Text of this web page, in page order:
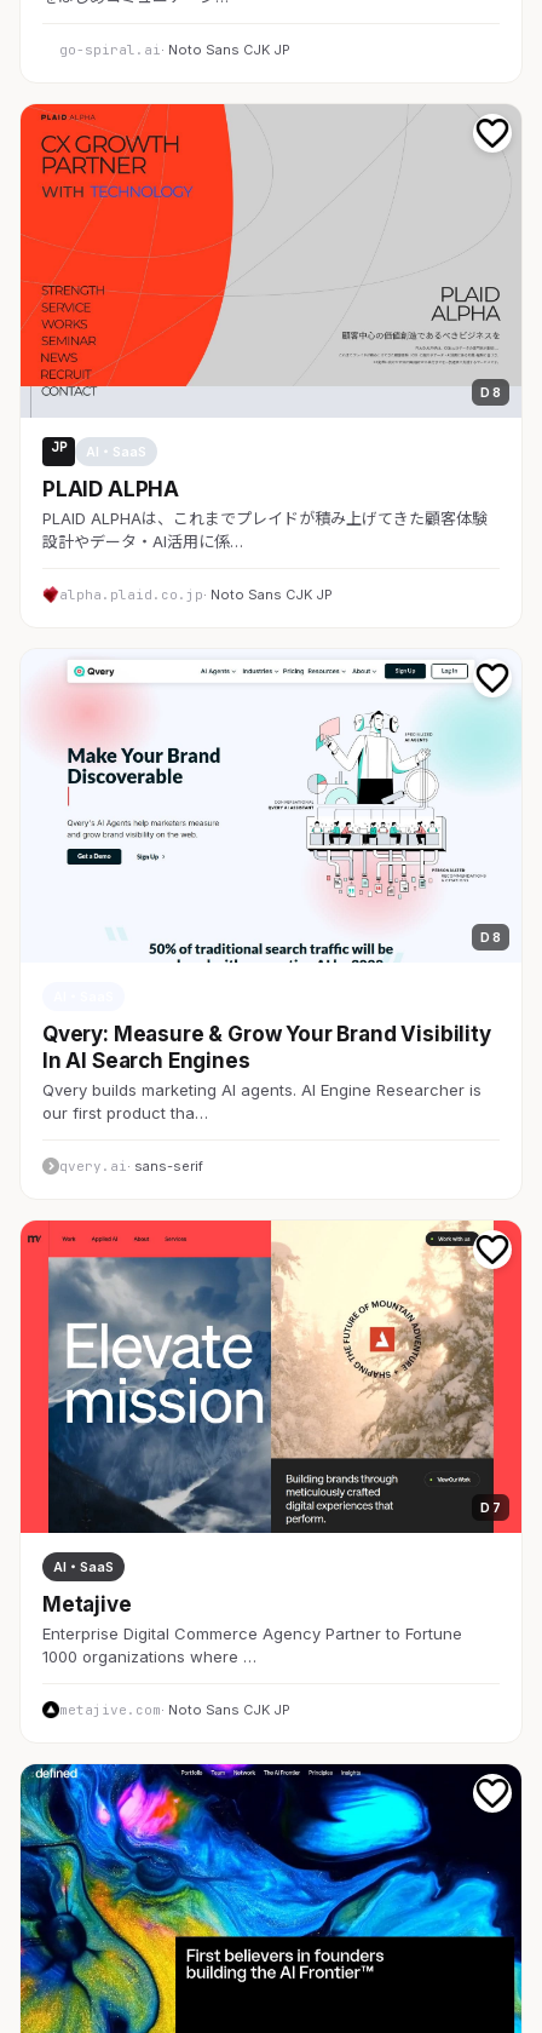
go-spiral.ai· Noto Sans CJK JP
D 8
JP AI・SaaS
PLAID ALPHA
PLAID ALPHAは、これまでプレイドが積み上げてきた顧客体験
設計やデータ・AI活用に係…
alpha.plaid.co.jp· Noto Sans CJK JP
D 8
Qvery: Measure & Grow Your Brand Visibility
In AI Search Engines
Qvery builds marketing AI agents. AI Engine Researcher is
our first product tha…
qvery.ai · sans-serif
D 7
AI・SaaS
Metajive
Enterprise Digital Commerce Agency Partner to Fortune
1000 organizations where …
metajive.com· Noto Sans CJK JP